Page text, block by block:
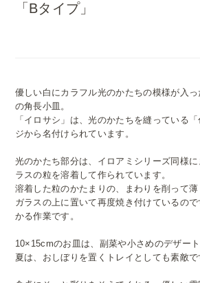
「Bタイプ」
優しい白にカラフル光のかたちの模様が入
の角長小皿。
「イロサシ」は、光のかたちを縫っている
ジから名付けられています。
光のかたち部分は、イロアミシリーズ同様
ラスの粒を溶着して作られています。
溶着した粒のかたまりの、まわりを削って
ガラスの上に置いて再度焼き付けているの
かる作業です。
10×15cmのお皿は、副菜や小さめのデザート
夏は、おしぼりを置くトレイとしても素敵で